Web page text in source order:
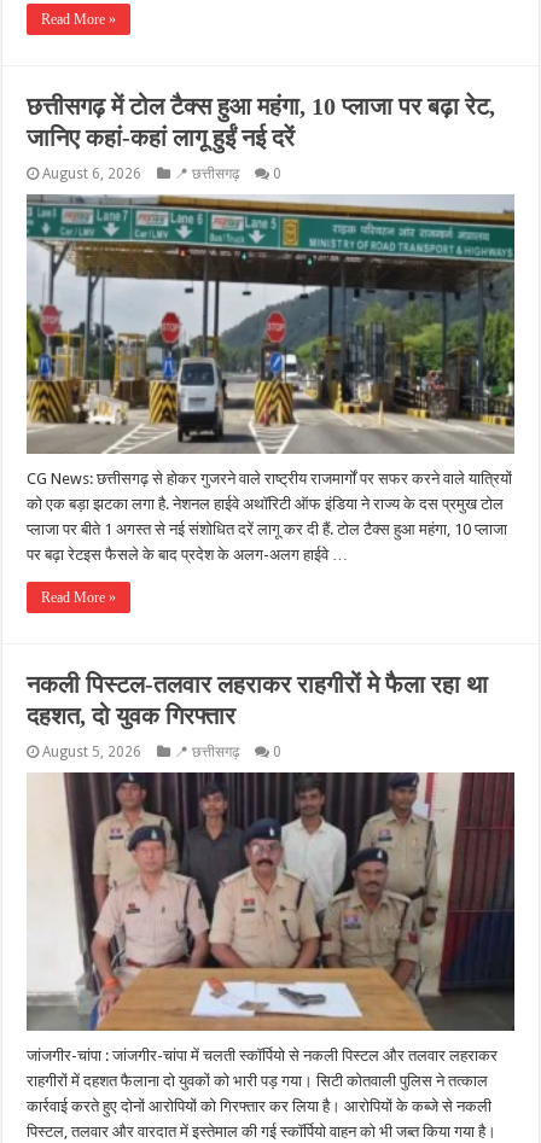
Read More »
छत्तीसगढ़ में टोल टैक्स हुआ महंगा, 10 प्लाजा पर बढ़ा रेट,
जानिए कहां-कहां लागू हुईं नई दरें
August 6, 2026 📍 छत्तीसगढ़ 0
CG News: छत्तीसगढ़ से होकर गुजरने वाले राष्ट्रीय राजमार्गों पर सफर करने वाले यात्रियों
को एक बड़ा झटका लगा है. नेशनल हाईवे अथॉरिटी ऑफ इंडिया ने राज्य के दस प्रमुख टोल
प्लाजा पर बीते 1 अगस्त से नई संशोधित दरें लागू कर दी हैं. टोल टैक्स हुआ महंगा, 10 प्लाजा
पर बढ़ा रेटइस फैसले के बाद प्रदेश के अलग-अलग हाईवे …
Read More »
नकली पिस्टल-तलवार लहराकर राहगीरों मे फैला रहा था
दहशत, दो युवक गिरफ्तार
August 5, 2026 📍 छत्तीसगढ़ 0
जांजगीर-चांपा : जांजगीर-चांपा में चलती स्कॉर्पियो से नकली पिस्टल और तलवार लहराकर
राहगीरों में दहशत फैलाना दो युवकों को भारी पड़ गया। सिटी कोतवाली पुलिस ने तत्काल
कार्रवाई करते हुए दोनों आरोपियों को गिरफ्तार कर लिया है। आरोपियों के कब्जे से नकली
पिस्टल, तलवार और वारदात में इस्तेमाल की गई स्कॉर्पियो वाहन को भी जब्त किया गया है।